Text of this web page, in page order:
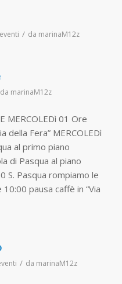
/ da marinaM12z
da marinaM12z
MERCOLEDì 01 Ore
della Fera” MERCOLEDì
al primo piano
di Pasqua al piano
S. Pasqua rompiamo le
pausa caffè in “Via
/ da marinaM12z